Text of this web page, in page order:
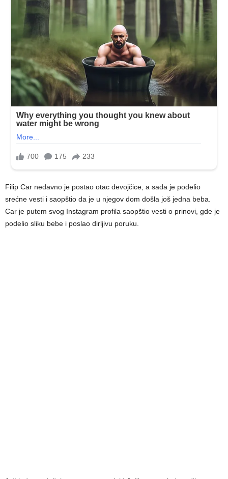
Filip Car nedavno je postao otac devojčice, a sada je podelio
srećne vesti i saopštio da je u njegov dom došla još jedna beba.
Car je putem svog Instagram profila saopštio vesti o prinovi, gde je
podelio sliku bebe i poslao dirljivu poruku.